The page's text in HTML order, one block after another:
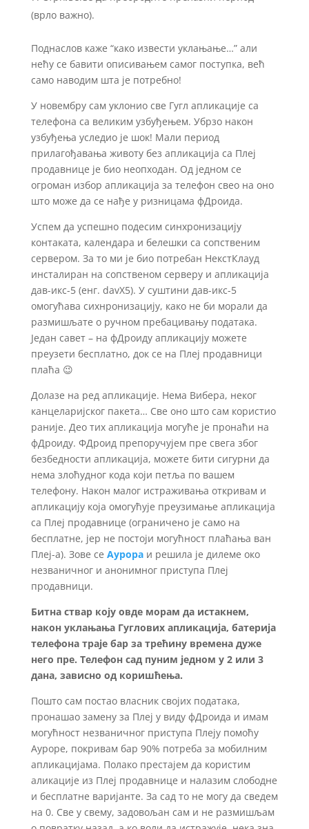
(врло важно).
Поднаслов каже “како извести уклањање…” али
нећу се бавити описивањем самог поступка, већ
само наводим шта је потребно!
У новембру сам уклонио све Гугл апликације са
телефона са великим узбуђењем. Убрзо након
узбуђења уследио је шок! Мали период
прилагођавања животу без апликација са Плеј
продавнице је био неопходан. Од једном се
огроман избор апликација за телефон свео на оно
што може да се нађе у ризницама фДроида.
Успем да успешно подесим синхронизацију
контаката, календара и белешки са сопственим
сервером. За то ми је био потребан НекстКлауд
инсталиран на сопственом серверу и апликација
дав-икс-5 (енг. davX5). У суштини дав-икс-5
омогућава сихнронизацију, како не би морали да
размишљате о ручном пребацивању података.
Један савет – на фДроиду апликацију можете
преузети бесплатно, док се на Плеј продавници
плаћа 😉
Долазе на ред апликације. Нема Вибера, неког
канцеларијског пакета… Све оно што сам користио
раније. Део тих апликација могуће је пронаћи на
фДроиду. ФДроид препоручујем пре свега због
безбедности апликација, можете бити сигурни да
нема злоћудног кода који петља по вашем
телефону. Након малог истраживања откривам и
апликацију која омогућује преузимање апликација
са Плеј продавнице (ограничено је само на
бесплатне, јер не постоји могућност плаћања ван
Плеј-а). Зове се Аурора и решила је дилеме око
незваничног и анонимног приступа Плеј
продавници.
Битна ствар коју овде морам да истакнем,
након уклањања Гуглових апликација, батерија
телефона траје бар за трећину времена дуже
него пре. Телефон сад пуним једном у 2 или 3
дана, зависно од коришћења.
Пошто сам постао власник својих података,
пронашао замену за Плеј у виду фДроида и имам
могућност незваничног приступа Плеју помоћу
Ауроре, покривам бар 90% потреба за мобилним
апликацијама. Полако престајем да користим
аликације из Плеј продавнице и налазим слободне
и бесплатне варијанте. За сад то не могу да сведем
на 0. Све у свему, задовољан сам и не размишљам